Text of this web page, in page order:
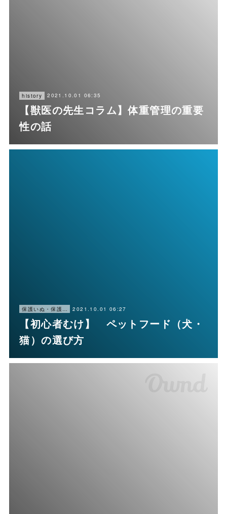
history 2021.10.01 06:35
【獣医の先生コラム】体重管理の重要
性の話
保護いぬ・保護ねこ情報・譲渡会情報 2021.10.01 06:27
【初心者むけ】 ペットフード（犬・
猫）の選び方